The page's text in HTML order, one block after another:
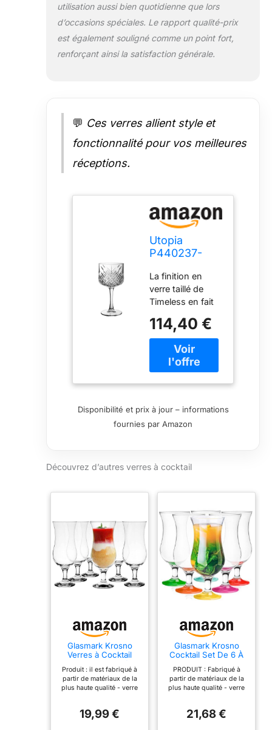
utilisation aussi bien quotidienne que lors
d’occasions spéciales. Le rapport qualité-prix
est également souligné comme un point fort,
renforçant ainsi la satisfaction générale.
💬 Ces verres allient style et
fonctionnalité pour vos meilleures
réceptions.
Utopia
P440237-
Lot de 12
verres à
cocktail
vintage
intemporel
555,7 ml
La finition en
verre taillé de
Timeless en fait
pour créer un
look vintage
Cette imposante
collection Crystal
gobelets Ajoutez
de la texture, de
matériaux
répertoire pour
instantanément
n'importe quel
menu.
114,40 €
Disponibilité et prix à jour – informations
fournies par Amazon
Découvrez d’autres verres à cocktail
Glasmark Krosno
Verres à Cocktail
Eau Smoothie
Dessert Passe Au
Lave-Vaisselle
ml
Produit : il est fabriqué à
partir de matériaux de la
plus haute qualité - verre
seulement les verres
19,99 €
Glasmark Krosno
Cocktail Set De 6 À
À Cocktail Gin Eau
Mix
PRODUIT : Fabriqué à
partir de matériaux de la
plus haute qualité - verre
verres non seulement
21,68 €